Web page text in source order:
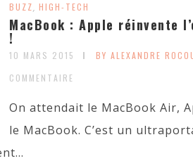
BUZZ, HIGH-TECH
MacBook : Apple réinvente
!
10 MARS 2015 BY ALEXANDRE
COMMENTAIRE
On attendait le MacBook Air,
le MacBook. C’est un